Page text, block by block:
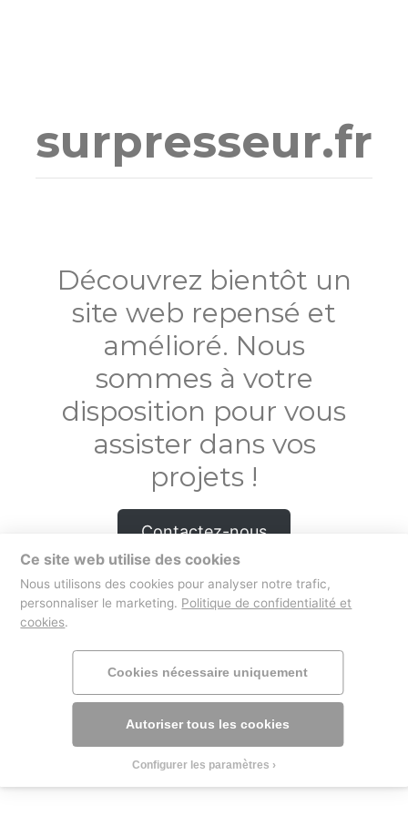
surpresseur.fr
Découvrez bientôt un
site web repensé et
amélioré. Nous
sommes à votre
disposition pour vous
assister dans vos
projets !
Contactez-nous
Ce site web utilise des cookies
Nous utilisons des cookies pour analyser notre trafic,
personnaliser le marketing. Politique de confidentialité et
cookies.
Cookies nécessaire uniquement
Autoriser tous les cookies
Configurer les paramètres